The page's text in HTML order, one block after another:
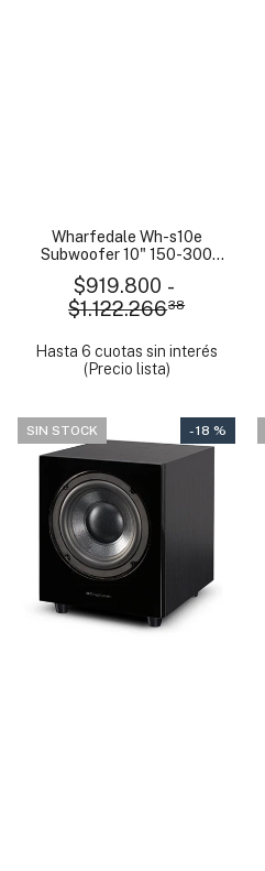
Wharfedale Wh-s10e
Subwoofer 10" 150-300
$919.800 -
$1.122.26638
Hasta 6 cuotas sin interés
(Precio lista)
SIN STOCK - 18 %